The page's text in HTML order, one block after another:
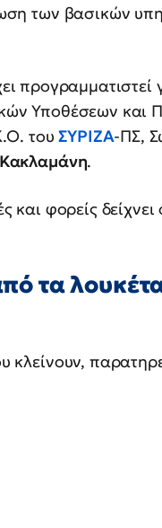
των βασικών
προγραμματιστεί
Υποθέσεων και
τουΣΥΡΙΖΑ-ΠΣ,
.
φορείς δείχνει
τα